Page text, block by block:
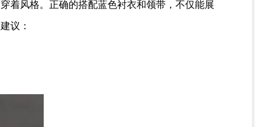
着风格。正确的搭配蓝色衬衣和领带，不仅能展
议：